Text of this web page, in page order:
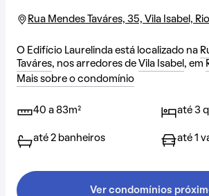
Rua Mendes Taváres, 35, Vila Isabel,
O Edifício Laurelinda está localizado na
Taváres, nos arredores de Vila Isabel , em
Mais sobre o condomínio
40 a 83m² até 3
até 2 banheiros até 1
Ver condomínios